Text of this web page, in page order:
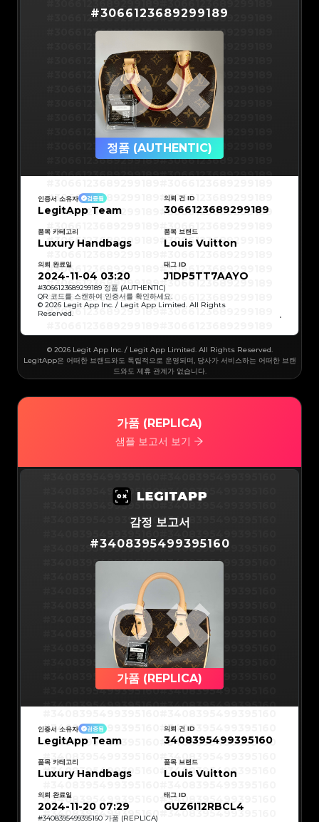
#3066123689299189#3066123689299189
#3066123689299189#3066123689299189
#3066123689299189#3066123689299189
#3066123689299189#3066123689299189
#3066123689299189#3066123689299189
#3066123689299189#3066123689299189
#3066123689299189#3066123689299189
#3066123689299189#3066123689299189
#3066123689299189#3066123689299189
#3066123689299189#3066123689299189
#3066123689299189#3066123689299189
#3066123689299189
#3066123689299189
#3066123689299189
#3066123689299189
#3066123689299189
#3066123689299189
#3066123689299189
#3066123689299189
#3066123689299189
#3066123689299189
#3066123689299189
#3066123689299189
#3066123689299189#3066123689299189
#3066123689299189#3066123689299189
#3066123689299189
#3066123689299189#3066123689299189
#3066123689299189#3066123689299189
#3066123689299189#3066123689299189
#3066123689299189#3066123689299189
#3066123689299189#3066123689299189
#3066123689299189#3066123689299189
#3066123689299189#3066123689299189
#3066123689299189#3066123689299189
#3066123689299189#3066123689299189
#3066123689299189#3066123689299189
#3066123689299189#3066123689299189
#3066123689299189#3066123689299189
#3066123689299189#3066123689299189
#3066123689299189
#3066123689299189
#3066123689299189
#3066123689299189
#3066123689299189#3066123689299189
#3066123689299189#3066123689299189
#3066123689299189#3066123689299189
#3066123689299189#3066123689299189
#3066123689299189#3066123689299189
#3066123689299189#3066123689299189
#3066123689299189
#3066123689299189
#3066123689299189
#3066123689299189
#3066123689299189
#3066123689299189
#3066123689299189
#3066123689299189
#3066123689299189
#3066123689299189
#3066123689299189
#3066123689299189
정품 (AUTHENTIC)
#3066123689299189
#3066123689299189
#3066123689299189
#3066123689299189
#3066123689299189
#3066123689299189
#3066123689299189
#3066123689299189
#3066123689299189
#3066123689299189
#3066123689299189#3066123689299189
#3066123689299189#3066123689299189
#3066123689299189#3066123689299189
#3066123689299189#3066123689299189
#3066123689299189#3066123689299189
#3066123689299189#3066123689299189
#3066123689299189#3066123689299189
#3066123689299189#3066123689299189
#3066123689299189#3066123689299189
#3066123689299189#3066123689299189
#3066123689299189#3066123689299189
#3066123689299189#3066123689299189
#3066123689299189#3066123689299189
#3066123689299189#3066123689299189
#3066123689299189
#3066123689299189
#3066123689299189#3066123689299189
#3066123689299189
#3066123689299189
#3066123689299189#3066123689299189
#3066123689299189#3066123689299189
#3066123689299189#3066123689299189
#3066123689299189#3066123689299189
#3066123689299189#3066123689299189
#3066123689299189#3066123689299189
#3066123689299189#3066123689299189
#3066123689299189
#3066123689299189
#3066123689299189
#3066123689299189
#3066123689299189
#3066123689299189
#3066123689299189
#3066123689299189
#3066123689299189
#3066123689299189
#3066123689299189
인증서 소유자 검증됨
LegitApp Team
의뢰 건 ID
3066123689299189
품목 카테고리
Luxury Handbags
품목 브랜드
Louis Vuitton
의뢰 완료일
2024-11-04 03:20
태그 ID
J1DP5TT7AAYO
#3066123689299189 정품 (AUTHENTIC)
QR 코드를 스캔하여 인증서를 확인하세요.
© 2026 Legit App Inc. / Legit App Limited. All Rights
Reserved.
© 2026 Legit App Inc. / Legit App Limited. All Rights Reserved.
LegitApp은 어떠한 브랜드와도 독립적으로 운영되며, 당사가 서비스하는 어떠한 브랜
드와도 제휴 관계가 없습니다.
가품 (REPLICA)
샘플 보고서 보기
#3408395499395160#3408395499395160
#3408395499395160#3408395499395160
#3408395499395160#3408395499395160
#3408395499395160#3408395499395160
#3408395499395160#3408395499395160
#3408395499395160#3408395499395160
#3408395499395160
#3408395499395160
#3408395499395160
#3408395499395160
#3408395499395160#3408395499395160
#3408395499395160#3408395499395160
#3408395499395160#3408395499395160
#3408395499395160#3408395499395160
#3408395499395160#3408395499395160
#3408395499395160#3408395499395160
#3408395499395160#3408395499395160
#3408395499395160
#3408395499395160
#3408395499395160
#3408395499395160
#3408395499395160
#3408395499395160
#3408395499395160
#3408395499395160
#3408395499395160
#3408395499395160
#3408395499395160
#3408395499395160
#3408395499395160
감정 보고서
#3408395499395160
가품 (REPLICA)
#3408395499395160
#3408395499395160
#3408395499395160
#3408395499395160
#3408395499395160
#3408395499395160
#3408395499395160
#3408395499395160
#3408395499395160
#3408395499395160
#3408395499395160
#3408395499395160
인증서 소유자 검증됨
LegitApp Team
의뢰 건 ID
3408395499395160
품목 카테고리
Luxury Handbags
품목 브랜드
Louis Vuitton
의뢰 완료일
2024-11-20 07:29
태그 ID
GUZ6I12RBCL4
#3408395499395160 가품 (REPLICA)